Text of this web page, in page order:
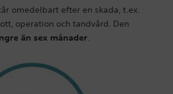
omedelbart efter en skada, t.ex.
operation och tandvård. Den
än sex månader.